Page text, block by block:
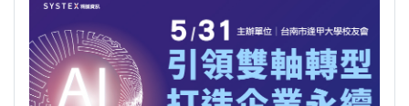
體育教學中心主任王亭文勇奪「2025 CAPA台灣公開賽」公開女雙冠軍
逢甲大學EMBA舉辦新生共善營 以「大好・共善・同樂」開啟學習新旅程
【轉載】麗明營造第24屆公益捐血9月10日登場 歡迎企業踴躍參與
全校社團博覽會2.0 精彩片段
迎接七線齊發！逢甲領航M6大學系統與臺中捷
運共同培育中臺灣捷運人才
逢甲國貿99級校友 李樺仙 學姐